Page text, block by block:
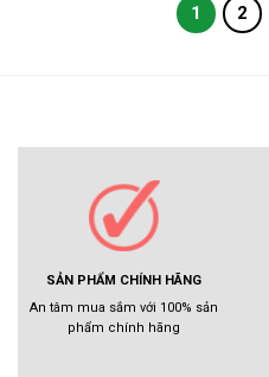
1 2
SẢN PHẨM CHÍNH HÃNG
An tâm mua sắm với 100% sản
phẩm chính hãng